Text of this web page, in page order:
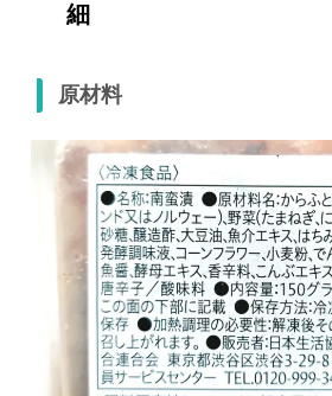
細
原材料